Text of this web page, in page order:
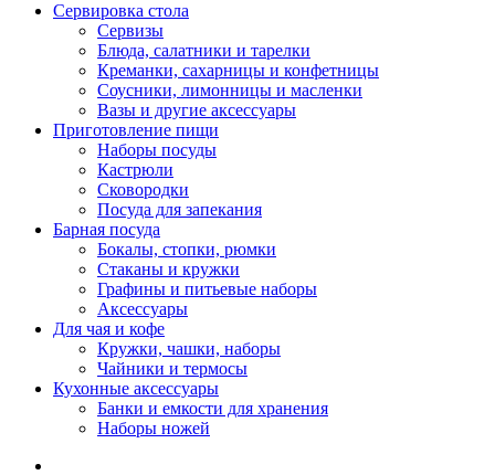
Сервировка стола
Сервизы
Блюда, салатники и тарелки
Креманки, сахарницы и конфетницы
Соусники, лимонницы и масленки
Вазы и другие аксессуары
Приготовление пищи
Наборы посуды
Кастрюли
Сковородки
Посуда для запекания
Барная посуда
Бокалы, стопки, рюмки
Стаканы и кружки
Графины и питьевые наборы
Аксессуары
Для чая и кофе
Кружки, чашки, наборы
Чайники и термосы
Кухонные аксессуары
Банки и емкости для хранения
Наборы ножей